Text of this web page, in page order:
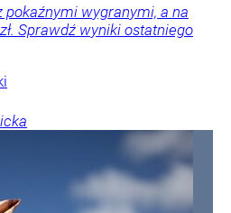
pokaźnymi wygranymi, a na
Sprawdź wyniki ostatniego